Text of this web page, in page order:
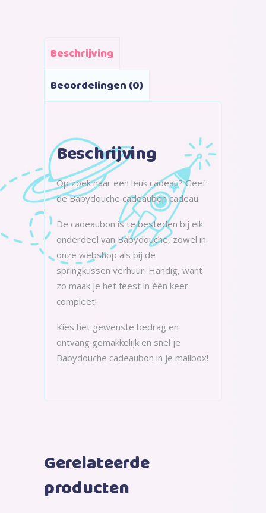
Beschrijving
Beoordelingen (0)
Beschrijving
Op zoek naar een leuk cadeau? Geef
de Babydouche cadeaubon cadeau.
De cadeaubon is te besteden bij elk
onderdeel van Babydouche, zowel in
onze webshop als bij de
springkussen verhuur. Handig, want
zo maak je het feest in één keer
compleet!
Kies het gewenste bedrag en
ontvang gemakkelijk en snel je
Babydouche cadeaubon in je mailbox!
Gerelateerde
producten